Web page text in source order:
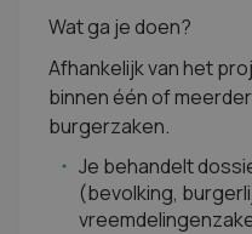
Wat ga je doen?
Afhankelijk van het
binnen één of
burgerzaken.
Je behandelt
(bevolking,